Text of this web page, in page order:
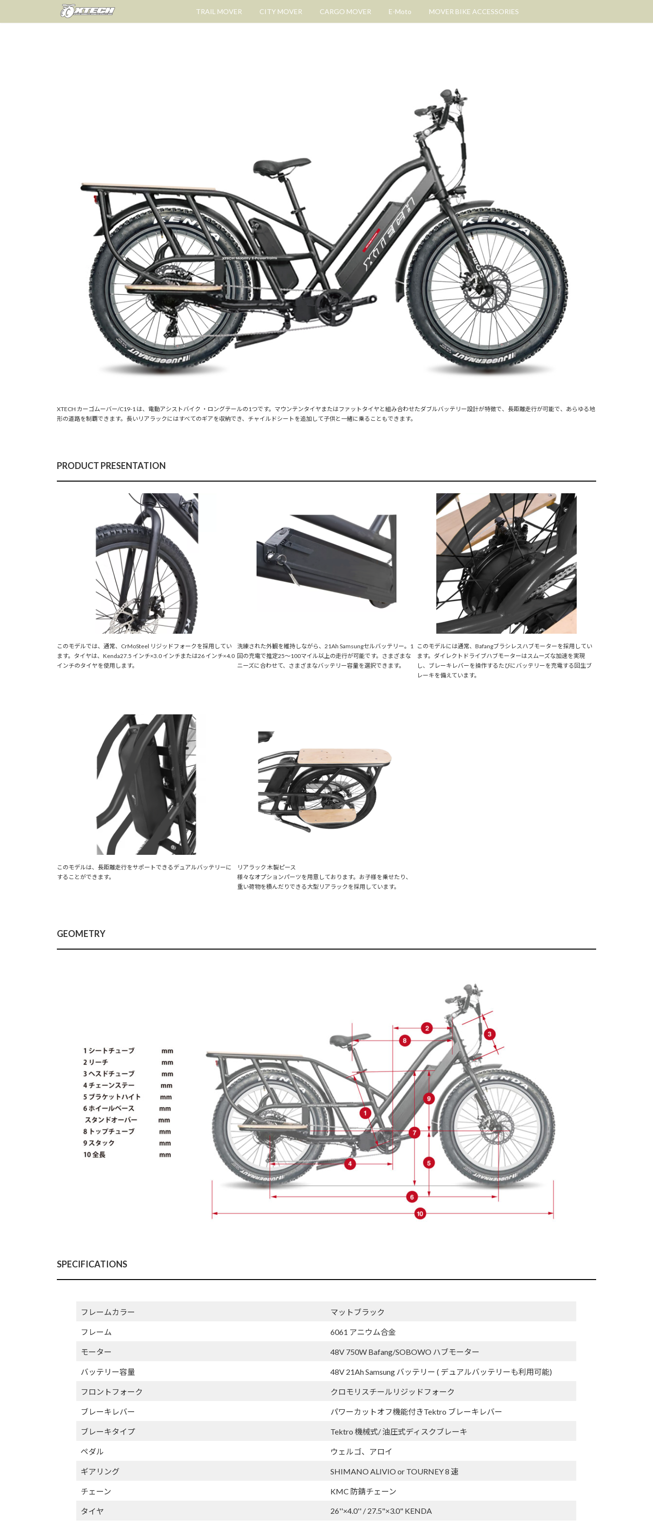
TRAIL MOVER CITY MOVER CARGO MOVER E-Moto MOVER BIKE ACCESSORIES
XTECH カーゴムーバー/C19-1 は、電動アシストバイク ・ロングテールの1つです。マウンテンタイヤまたはファットタイヤと組み合わせたダブルバッテリー設計が特徴で、長距離走行が可能で、あらゆる地
形の道路を制覇できます。長いリアラックにはすべてのギアを収納でき、チャイルドシートを追加して子供と一緒に乗ることもできます。
PRODUCT PRESENTATION
このモデルでは、通常、CrMoSteel リジッドフォークを採用してい
ます。タイヤは、Kenda27.5 インチ×3.0 インチまたは26 インチ×4.0
インチのタイヤを使用します。
洗練された外観を維持しながら、21Ah Samsungセルバッテリー。1
回の充電で推定25～100マイル以上の走行が可能です。さまざまな
ニーズに合わせて、さまざまなバッテリー容量を選択できます。
このモデルには通常、Bafangブラシレスハブモーターを採用してい
ます。ダイレクトドライブハブモーターはスムーズな加速を実現
し、ブレーキレバーを操作するたびにバッテリーを充電する回生ブ
レーキを備えています。
このモデルは、長距離走行をサポートできるデュアルバッテリーに
することができます。
リアラック 木製ピース
様々なオプションパーツを用意しております。お子様を乗せたり、
重い荷物を積んだりできる大型リアラックを採用しています。
GEOMETRY
SPECIFICATIONS
フレームカラー マットブラック
フレーム 6061 アニウム合金
モーター 48V 750W Bafang/SOBOWO ハブモーター
バッテリー容量 48V 21Ah Samsung バッテリー ( デュアルバッテリーも利用可能)
フロントフォーク クロモリスチールリジッドフォーク
ブレーキレバー パワーカットオフ機能付きTektro ブレーキレバー
ブレーキタイプ Tektro 機械式/ 油圧式ディスクブレーキ
ペダル ウェルゴ、アロイ
ギアリング SHIMANO ALIVIO or TOURNEY 8 速
チェーン KMC 防錆チェーン
タイヤ 26''×4.0'' / 27.5"×3.0" KENDA